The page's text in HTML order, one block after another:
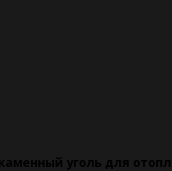
уголь для